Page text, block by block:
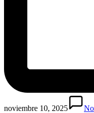
noviembre 10, 2025